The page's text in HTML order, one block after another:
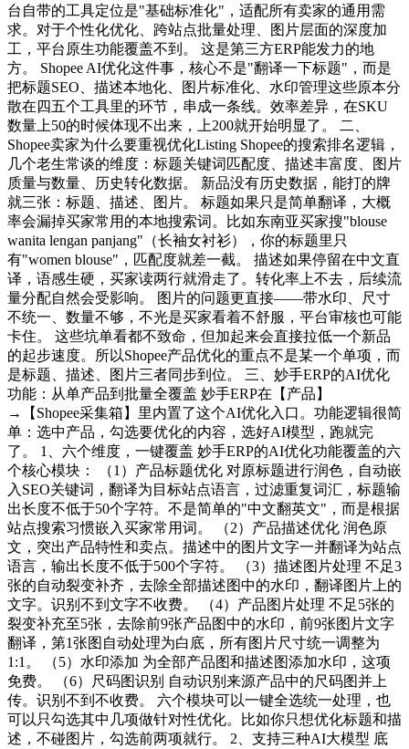
台自带的工具定位是"基础标准化"，适配所有卖家的通用需
求。对于个性化优化、跨站点批量处理、图片层面的深度加
工，平台原生功能覆盖不到。 这是第三方ERP能发力的地
方。 Shopee AI优化这件事，核心不是"翻译一下标题"，而是
把标题SEO、描述本地化、图片标准化、水印管理这些原本分
散在四五个工具里的环节，串成一条线。效率差异，在SKU
数量上50的时候体现不出来，上200就开始明显了。 二、
Shopee卖家为什么要重视优化Listing Shopee的搜索排名逻辑，
几个老生常谈的维度：标题关键词匹配度、描述丰富度、图片
质量与数量、历史转化数据。 新品没有历史数据，能打的牌
就三张：标题、描述、图片。 标题如果只是简单翻译，大概
率会漏掉买家常用的本地搜索词。比如东南亚买家搜"blouse
wanita lengan panjang"（长袖女衬衫），你的标题里只
有"women blouse"，匹配度就差一截。 描述如果停留在中文直
译，语感生硬，买家读两行就滑走了。转化率上不去，后续流
量分配自然会受影响。 图片的问题更直接——带水印、尺寸
不统一、数量不够，不光是买家看着不舒服，平台审核也可能
卡住。 这些坑单看都不致命，但加起来会直接拉低一个新品
的起步速度。所以Shopee产品优化的重点不是某一个单项，而
是标题、描述、图片三者同步到位。 三、妙手ERP的AI优化
功能：从单产品到批量全覆盖 妙手ERP在【产品】
→【Shopee采集箱】里内置了这个AI优化入口。功能逻辑很简
单：选中产品，勾选要优化的内容，选好AI模型，跑就完
了。 1、六个维度，一键覆盖 妙手ERP的AI优化功能覆盖的六
个核心模块： （1）产品标题优化 对原标题进行润色，自动嵌
入SEO关键词，翻译为目标站点语言，过滤重复词汇，标题输
出长度不低于50个字符。不是简单的"中文翻英文"，而是根据
站点搜索习惯嵌入买家常用词。 （2）产品描述优化 润色原
文，突出产品特性和卖点。描述中的图片文字一并翻译为站点
语言，输出长度不低于500个字符。 （3）描述图片处理 不足3
张的自动裂变补齐，去除全部描述图中的水印，翻译图片上的
文字。识别不到文字不收费。 （4）产品图片处理 不足5张的
裂变补充至5张，去除前9张产品图中的水印，前9张图片文字
翻译，第1张图自动处理为白底，所有图片尺寸统一调整为
1:1。 （5）水印添加 为全部产品图和描述图添加水印，这项
免费。 （6）尺码图识别 自动识别来源产品中的尺码图并上
传。识别不到不收费。 六个模块可以一键全选统一处理，也
可以只勾选其中几项做针对性优化。比如你只想优化标题和描
述，不碰图片，勾选前两项就行。 2、支持三种AI大模型 底